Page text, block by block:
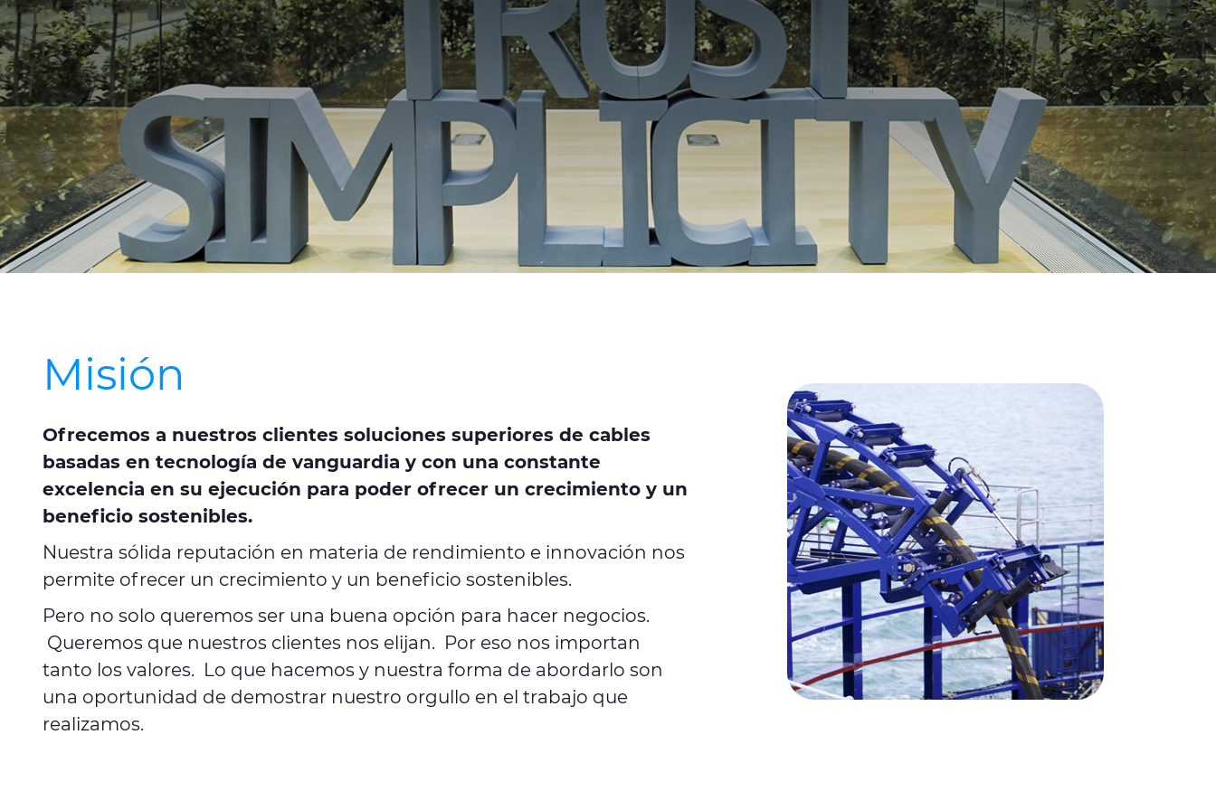
Misión
Ofrecemos a nuestros clientes soluciones superiores de cables
basadas en tecnología de vanguardia y con una constante
excelencia en su ejecución para poder ofrecer un crecimiento y un
beneficio sostenibles.
Nuestra sólida reputación en materia de rendimiento e innovación nos
permite ofrecer un crecimiento y un beneficio sostenibles.
Pero no solo queremos ser una buena opción para hacer negocios.
Queremos que nuestros clientes nos elijan. Por eso nos importan
tanto los valores. Lo que hacemos y nuestra forma de abordarlo son
una oportunidad de demostrar nuestro orgullo en el trabajo que
realizamos.